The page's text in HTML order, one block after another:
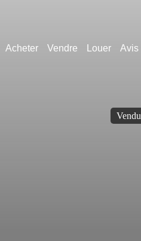
Acheter Vendre Louer Avis
Vendu